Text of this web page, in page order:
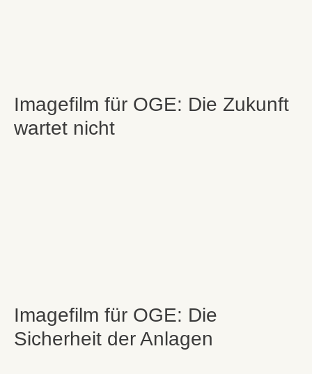
Imagefilm für OGE: Die Zukunft
wartet nicht
Imagefilm für OGE: Die
Sicherheit der Anlagen